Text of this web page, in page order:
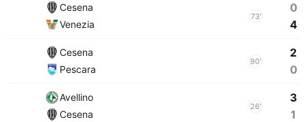
Cesena
Venezia
73'
0
4
Cesena
Pescara
90'
2
0
Avellino
Cesena
26'
3
1